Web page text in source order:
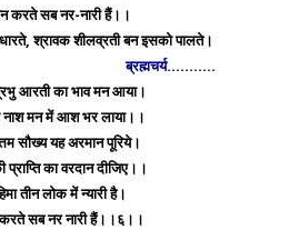
करते सब नर-नारी हैं।।
श्रावक शीलव्रती बन इसको पालते।
ब्रह्मचर्य………..
आरती का भाव मन आया।
नाश मन में आश भर लाया।।
सौख्य यह अरमान पूरिये।
का वरदान दीजिए।।
तीन लोक में न्यारी है।
सब नर नारी हैं।।६।।